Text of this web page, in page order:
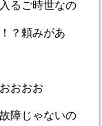
るご時世なの
？頼みがあ
おおお
障じゃないの